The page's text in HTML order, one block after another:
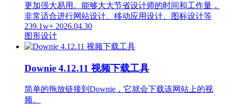
更加强大易用。能够大大节省设计师的时间和工作量，
非常适合进行网站设计、移动应用设计、图标设计等
239.1w+ 2026.04.30
图形设计
Downie 4.12.11 视频下载工具
简单的拖放链接到Downie，它就会下载该网站上的视
频。